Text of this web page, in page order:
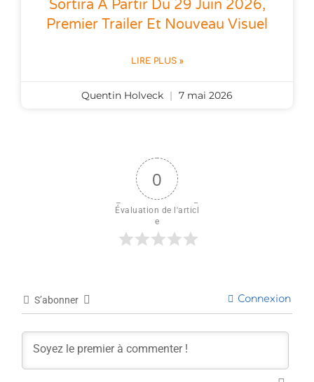
Sortira À Partir Du 29 Juin 2026,
Premier Trailer Et Nouveau Visuel
LIRE PLUS »
Quentin Holveck 7 mai 2026
0
Évaluation de l'articl
e
S’abonner Connexion